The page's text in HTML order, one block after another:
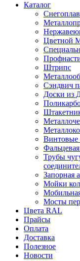
Каталог
Цветной
Штрипс
Сэндвич
Доски из
Винтовые
Трубы
Запорная
Мойки
Мосты
Цвета RAL
Прайсы
Оплата
Доставка
Полезное
Новости